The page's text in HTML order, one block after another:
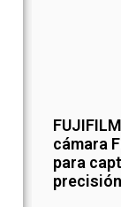
cámara
para